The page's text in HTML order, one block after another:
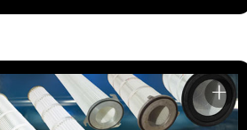
Nuestros cartuchos separadores de
polvos son 100% sintéticos